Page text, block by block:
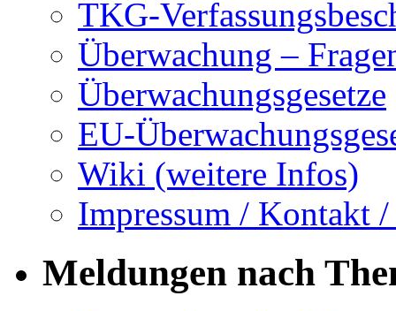
TKG-
Überwachung –
Überwachungsgesetze
EU-
Wiki (weitere Infos)
Impressum / Kontakt
Meldungen nach